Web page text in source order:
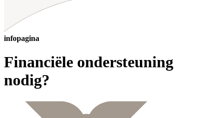
infopagina
Financiële ondersteuning
nodig?